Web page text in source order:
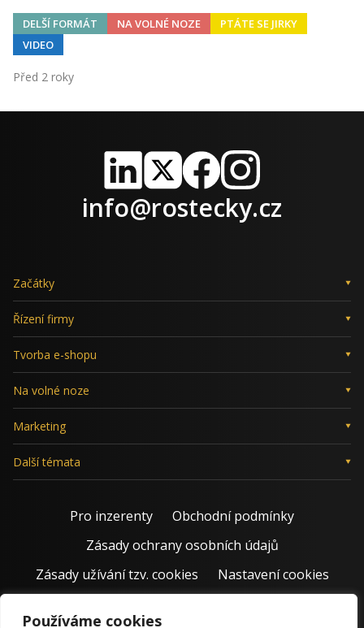
Používáme cookies
DELŠÍ FORMÁT NA VOLNÉ NOZE
PTÁTE SE JIRKY
VIDEO
Před 2 roky
LinkedIn
X FacebookInstagram
info@rostecky.cz
Začátky
Řízení firmy
Tvorba e-shopu
Na volné noze
Marketing
Další témata
Pro inzerenty
Obchodní podmínky
Zásady ochrany osobních údajů
Zásady užívání tzv. cookies
Nastavení cookies